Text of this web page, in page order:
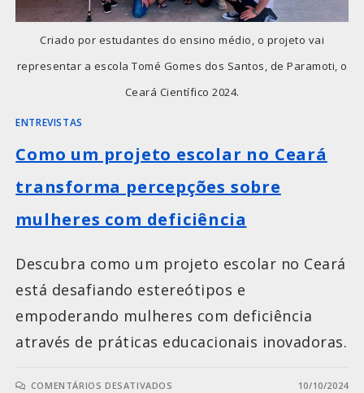
Criado por estudantes do ensino médio, o projeto vai
representar a escola Tomé Gomes dos Santos, de Paramoti, o
Ceará Científico 2024.
ENTREVISTAS
Como um projeto escolar no Ceará
transforma percepções sobre
mulheres com deficiência
Descubra como um projeto escolar no Ceará
está desafiando estereótipos e
empoderando mulheres com deficiência
através de práticas educacionais inovadoras.
COMENTÁRIOS DESATIVADOS 10/10/2024